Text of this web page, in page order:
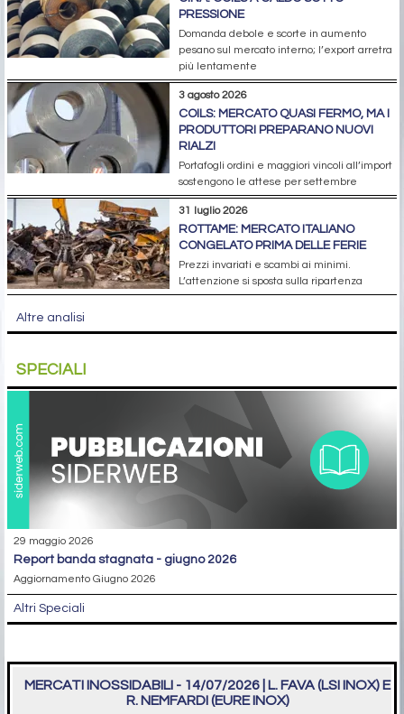
PRESSIONE
Domanda debole e scorte in aumento
pesano sul mercato interno; l’export arretra
più lentamente
3 agosto 2026
COILS: MERCATO QUASI FERMO, MA I
PRODUTTORI PREPARANO NUOVI
RIALZI
Portafogli ordini e maggiori vincoli all’import
sostengono le attese per settembre
31 luglio 2026
ROTTAME: MERCATO ITALIANO
CONGELATO PRIMA DELLE FERIE
Prezzi invariati e scambi ai minimi.
L’attenzione si sposta sulla ripartenza
Altre analisi
SPECIALI
29 maggio 2026
report banda stagnata - giugno 2026
Aggiornamento Giugno 2026
Altri Speciali
MERCATI INOSSIDABILI - 14/07/2026 | L. FAVA (LSI INOX) E
R. NEMFARDI (EURE INOX)